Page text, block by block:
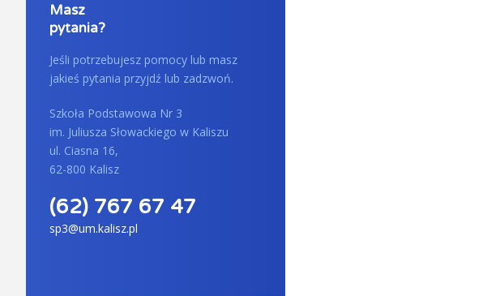
Masz
pytania?
Jeśli potrzebujesz pomocy lub masz
jakieś pytania przyjdź lub zadzwoń.
Szkoła Podstawowa Nr 3
im. Juliusza Słowackiego w Kaliszu
ul. Ciasna 16,
62-800 Kalisz
(62) 767 67 47
sp3@um.kalisz.pl